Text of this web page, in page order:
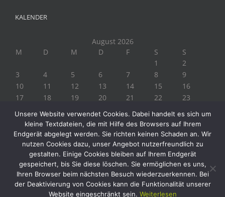
KALENDER
August 2026
M
D M D F S
S
1
2
3
4 5 6 7 8
9
10
11 12 13 14 15
16
17
18 19 20 21 22
23
24
25 27 28
« Juli
Unsere Website verwendet Cookies. Dabei handelt es sich um
kleine Textdateien, die mit Hilfe des Browsers auf Ihrem
Endgerät abgelegt werden. Sie richten keinen Schaden an. Wir
nutzen Cookies dazu, unser Angebot nutzerfreundlich zu
gestalten. Einige Cookies bleiben auf Ihrem Endgerät
gespeichert, bis Sie diese löschen. Sie ermöglichen es uns,
Ihren Browser beim nächsten Besuch wiederzuerkennen. Bei
der Deaktivierung von Cookies kann die Funktionalität unserer
Website eingeschränkt sein. Weiterlesen